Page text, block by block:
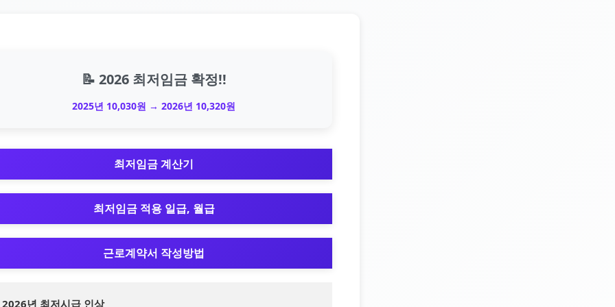
📝 2026 최저임금 확정!!
2025년 10,030원 → 2026년 10,320원
최저임금 계산기
최저임금 적용 일급, 월급
근로계약서 작성방법
년 최저시급 인상